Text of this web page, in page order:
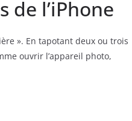
de l’iPhone
». En tapotant deux ou trois
ouvrir l’appareil photo,